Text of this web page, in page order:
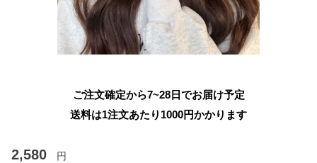
ご注文確定から7~28日でお届け予定
送料は1注文あたり 1000円かかります
2,580 円